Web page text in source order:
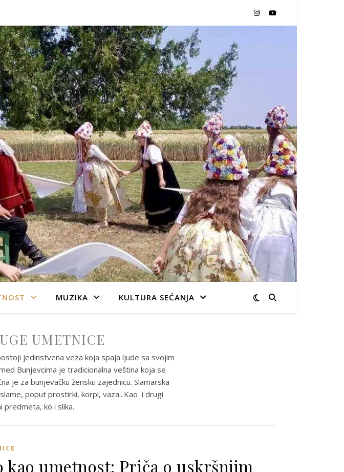
MUZIKA KULTURA SEĆANJA
UMETNICE
jedinstvena veza koja spaja ljude sa svojim
Bunjevcima je tradicionalna veština koja se
je za bunjevačku žensku zajednicu. Slamarska
poput prostirki, korpi, vaza...Kao i drugi
ko i slika.
kao umetnost: Priča o uskršnjim